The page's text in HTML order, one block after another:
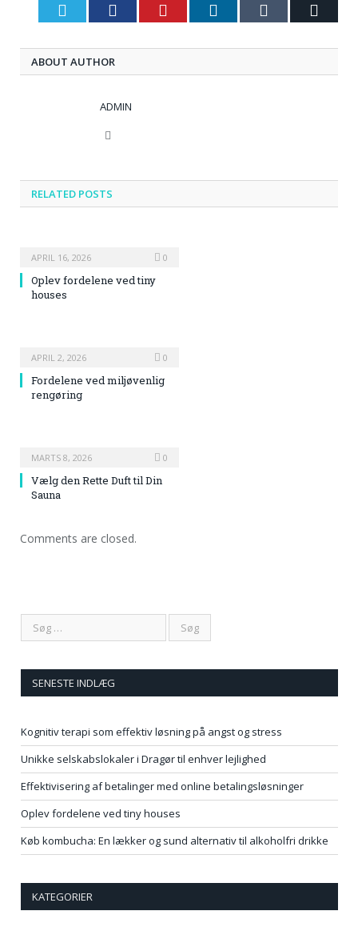
Twitter Facebook Pinterest LinkedIn Tumblr
ABOUT AUTHOR
ADMIN
RELATED POSTS
APRIL 16, 2026 0
Oplev fordelene ved tiny
houses
APRIL 2, 2026 0
Fordelene ved miljøvenlig
rengøring
MARTS 8, 2026 0
Vælg den Rette Duft til Din
Sauna
Comments are closed.
SENESTE INDLÆG
Kognitiv terapi som effektiv løsning på angst og stress
Unikke selskabslokaler i Dragør til enhver lejlighed
Effektivisering af betalinger med online betalingsløsninger
Oplev fordelene ved tiny houses
Køb kombucha: En lækker og sund alternativ til alkoholfri drikke
KATEGORIER